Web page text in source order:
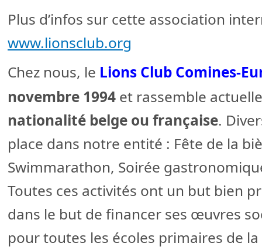
Plus d’infos sur cette association
www.lionsclub.org
Chez nous, le Lions Club Comines-
novembre 1994 et rassemble
nationalité belge ou française.
place dans notre entité : Fête de la
Swimmarathon, Soirée
Toutes ces activités ont un but bien
dans le but de financer ses œuvres
pour toutes les écoles primaires de la